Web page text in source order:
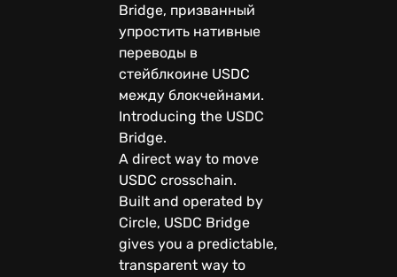
Bridge, призванный
упростить нативные
переводы в
стейблкоине USDC
между блокчейнами.
Introducing the USDC
Bridge.
A direct way to move
USDC crosschain.
Built and operated by
Circle, USDC Bridge
gives you a predictable,
transparent way to